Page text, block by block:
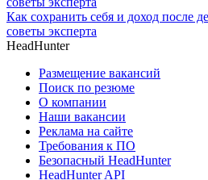
Как сохранить себя и доход после
советы эксперта
HeadHunter
Размещение вакансий
Поиск по резюме
О компании
Наши вакансии
Реклама на сайте
Требования к ПО
Безопасный HeadHunter
HeadHunter API